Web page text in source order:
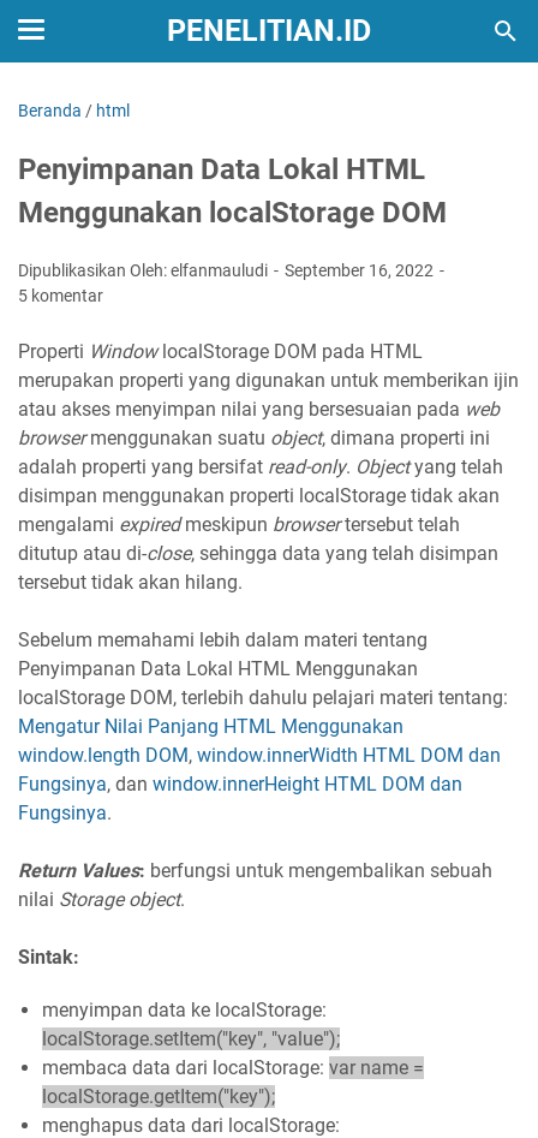
PENELITIAN.ID
Beranda / html
Penyimpanan Data Lokal HTML
Menggunakan localStorage DOM
Dipublikasikan Oleh: elfanmauludi
September 16, 2022
5 komentar
Properti WindowlocalStorage DOM pada HTML
merupakan properti yang digunakan untuk memberikan ijin
atau akses menyimpan nilai yang bersesuaian pada web
browsermenggunakan suatu object, dimana properti ini
adalah properti yang bersifat read-only. Objectyang telah
disimpan menggunakan properti localStorage tidak akan
mengalami expiredmeskipun browsertersebut telah
ditutup atau di-close, sehingga data yang telah disimpan
tersebut tidak akan hilang.
Sebelum memahami lebih dalam materi tentang
Penyimpanan Data Lokal HTML Menggunakan
localStorage DOM, terlebih dahulu pelajari materi tentang:
Mengatur Nilai Panjang HTML Menggunakan
window.length DOM, window.innerWidth HTML DOM dan
Fungsinya, dan window.innerHeight HTML DOM dan
Fungsinya.
Return Values: berfungsi untuk mengembalikan sebuah
nilai Storage object.
Sintak:
menyimpan data ke localStorage:
localStorage.setItem("key", "value");
membaca data dari localStorage: var name =
localStorage.getItem("key");
menghapus data dari localStorage: